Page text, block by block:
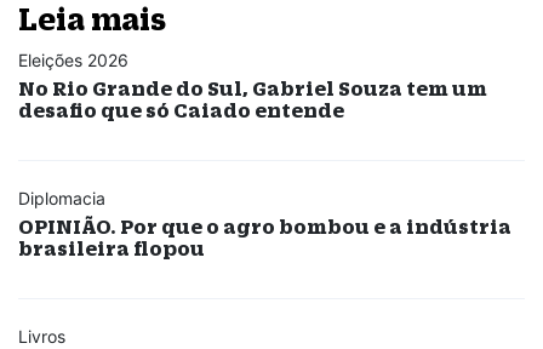
Leia mais
Eleições 2026
No Rio Grande do Sul, Gabriel Souza tem um
desafio que só Caiado entende
Diplomacia
OPINIÃO. Por que o agro bombou e a indústria
brasileira flopou
Livros